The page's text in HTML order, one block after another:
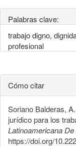
Palabras clave:
trabajo digno,
profesional
Cómo citar
Soriano Balderas,
jurídico para los
Latinoamericana
https://doi.org/